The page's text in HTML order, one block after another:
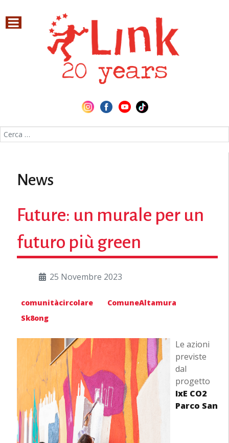
Cerca nel sito
News
Future: un murale per un
futuro più green
25 Novembre 2023
comunitàcircolare
ComuneAltamura
Sk8ong
Le azioni
previste
dal
progetto
IxE CO2
Parco San